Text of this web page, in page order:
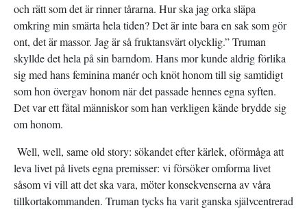
och rätt som det är rinner tårarna. Hur ska jag orka släpa
omkring min smärta hela tiden? Det är inte bara en sak som gör
ont, det är massor. Jag är så fruktansvärt olycklig.” Truman
skyllde det hela på sin barndom. Hans mor kunde aldrig förlika
sig med hans feminina manér och knöt honom till sig samtidigt
som hon övergav honom när det passade hennes egna syften.
Det var ett fåtal människor som han verkligen kände brydde sig
om honom.
Well, well, same old story: sökandet efter kärlek, oförmåga att
leva livet på livets egna premisser: vi försöker omforma livet
såsom vi vill att det ska vara, möter konsekvenserna av våra
tillkortakommanden. Truman tycks ha varit ganska självcentrerad